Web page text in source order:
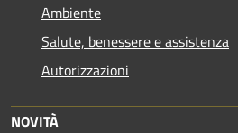
Ambiente
Salute, benessere e assistenza
Autorizzazioni
NOVITÀ